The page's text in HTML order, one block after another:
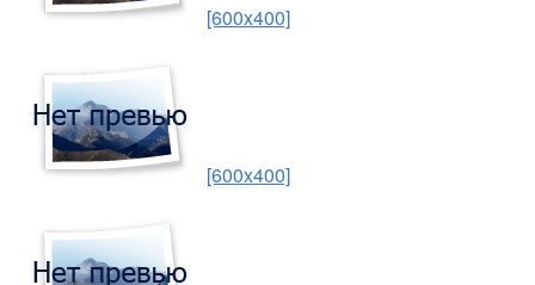
[600x400]
[600x400]